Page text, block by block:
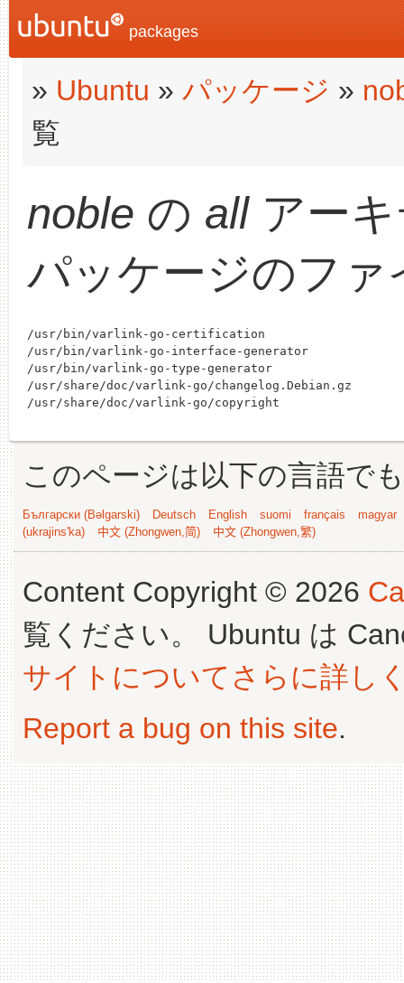
packages
» Ubuntu » パッケージ »
覧
noble の allアー
パッケージのファ
/usr/bin/varlink-go-certification
/usr/bin/varlink-go-interface-generator
/usr/bin/varlink-go-type-generator
/usr/share/doc/varlink-go/changelog.Debian.gz
このページは以下の言語で
Български (Bəlgarski) Deutsch English suomi français
magyar
(ukrajins'ka)
中文 (Zhongwen,简) 中文 (Zhongwen,繁)
Content Copyright © 2026
覧ください。 Ubuntu は
サイトについてさらに詳し
Report a bug on this site.